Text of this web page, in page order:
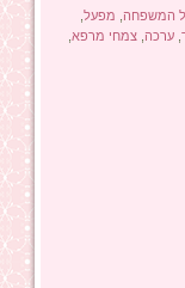
המשפחה, מפעל,
, ערכה, צמחי מרפא,